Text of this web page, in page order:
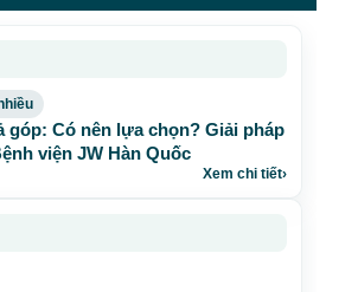
góp: Có nên lựa chọn? Giải pháp
viện JW Hàn Quốc
Xem chi tiết›